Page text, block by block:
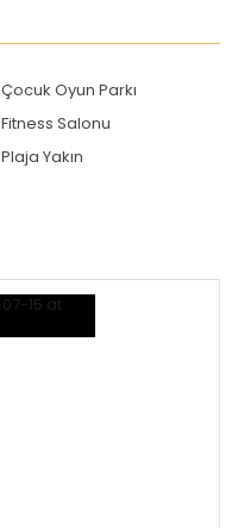
Çocuk Oyun Parkı
Fitness Salonu
Plaja Yakın